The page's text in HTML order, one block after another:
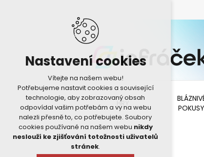
Nastavení cookies
Vítejte na našem webu!
Potřebujeme nastavit cookies a související
technologie, aby zobrazovaný obsah
odpovídal vašim potřebám a vy na webu
nalezli přesně to, co potřebujete. Soubory
cookies používané na našem webu nikdy
neslouží ke zjišťování totožnosti uživatelů
stránek.
HRY
POKUSY